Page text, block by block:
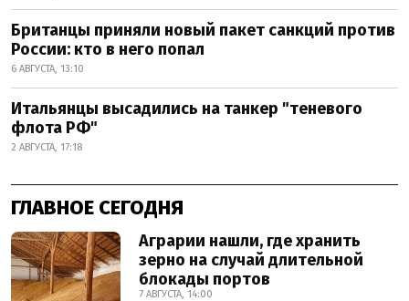
Британцы приняли новый пакет санкций против
России: кто в него попал
6 АВГУСТА, 13:10
Итальянцы высадились на танкер "теневого
флота РФ"
2 АВГУСТА, 17:18
ГЛАВНОЕ СЕГОДНЯ
Аграрии нашли, где хранить
зерно на случай длительной
блокады портов
7 АВГУСТА, 14:00